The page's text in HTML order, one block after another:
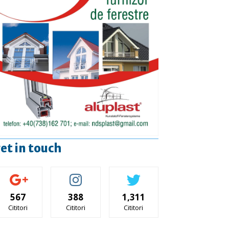
in touch
567
Cititori
388
Cititori
1,311
Cititori